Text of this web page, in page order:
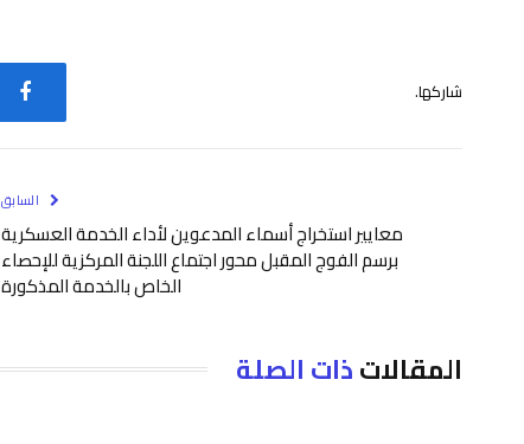
شاركها.
السابق
معايير استخراج أسماء المدعوين لأداء الخدمة العسكرية
برسم الفوج المقبل محور اجتماع اللجنة المركزية للإحصاء
الخاص بالخدمة المذكورة
المقالاتذات الصلة